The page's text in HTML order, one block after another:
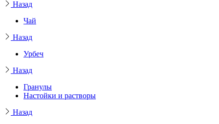
Назад
Чай
Назад
Урбеч
Назад
Гранулы
Настойки и растворы
Назад